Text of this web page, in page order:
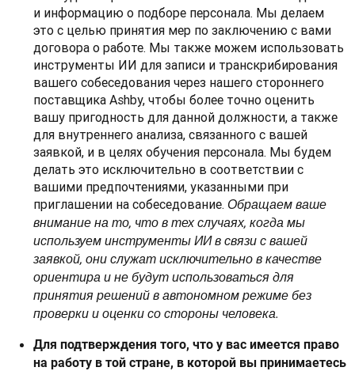
и информацию о подборе персонала. Мы делаем
это с целью принятия мер по заключению с вами
договора о работе. Мы также можем использовать
инструменты ИИ для записи и транскрибирования
вашего собеседования через нашего стороннего
поставщика Ashby, чтобы более точно оценить
вашу пригодность для данной должности, а также
для внутреннего анализа, связанного с вашей
заявкой, и в целях обучения персонала. Мы будем
делать это исключительно в соответствии с
вашими предпочтениями, указанными при
приглашении на собеседование. Обращаем ваше
внимание на то, что в тех случаях, когда мы
используем инструменты ИИ в связи с вашей
заявкой, они служат исключительно в качестве
ориентира и не будут использоваться для
принятия решений в автономном режиме без
проверки и оценки со стороны человека.
Для подтверждения того, что у вас имеется право
на работу в той стране, в которой вы принимаетесь